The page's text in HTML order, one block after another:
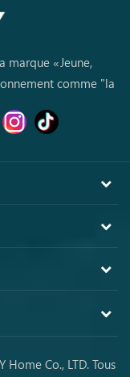
marque «Jeune,
comme "la
Co., LTD. Tous